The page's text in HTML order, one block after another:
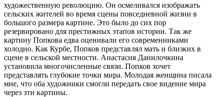
художественную революцию. Он осмеливался изображать
сельских жителей во время сцены повседневной жизни в
большого размера картине. Это было до сих пор
резервировано для престижных этапов истории. Так же
картину Попкова едва оценивали его современниками
холодно. Как Курбе, Попков представлял мать и близких в
сцене в сельской местности. Анастасия Данилочкина
установила многочисленные связи. Попков хочет
представлять глубокие точки мира. Молодая женщина писала
мне, что оба художники смогли передать свое видение мира
через эти картины.